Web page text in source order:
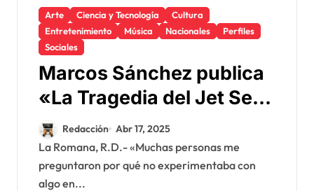
Arte Ciencia y Tecnología
Cultura
Entretenimiento
Música Nacionales
Perfiles
Sociales
Marcos Sánchez publica
«La Tragedia del Jet Set»
canción hip hop
dramática con ayuda de
la IA
Redacción Abr 17, 2025
La Romana, R.D.- «Muchas personas me
preguntaron por qué no experimentaba con
algo en...